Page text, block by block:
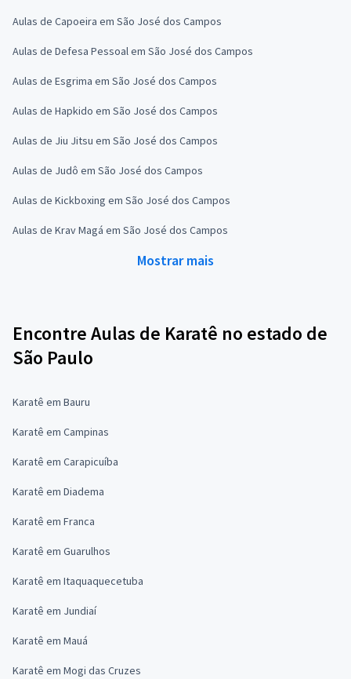
Aulas de Capoeira em São José dos Campos
Aulas de Defesa Pessoal em São José dos Campos
Aulas de Esgrima em São José dos Campos
Aulas de Hapkido em São José dos Campos
Aulas de Jiu Jitsu em São José dos Campos
Aulas de Judô em São José dos Campos
Aulas de Kickboxing em São José dos Campos
Aulas de Krav Magá em São José dos Campos
Mostrar mais
Encontre Aulas de Karatê no estado de
São Paulo
Karatê em Bauru
Karatê em Campinas
Karatê em Carapicuíba
Karatê em Diadema
Karatê em Franca
Karatê em Guarulhos
Karatê em Itaquaquecetuba
Karatê em Jundiaí
Karatê em Mauá
Karatê em Mogi das Cruzes